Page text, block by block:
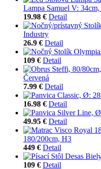
Lampa Samuel V:
19.98 € Detail
Industry
26.9 € Detail
109 € Detail
Červená
7.99 € Detail
16.98 € Detail
49.95 € Detail
180/200cm, H3
449 € Detail
109 € Detail